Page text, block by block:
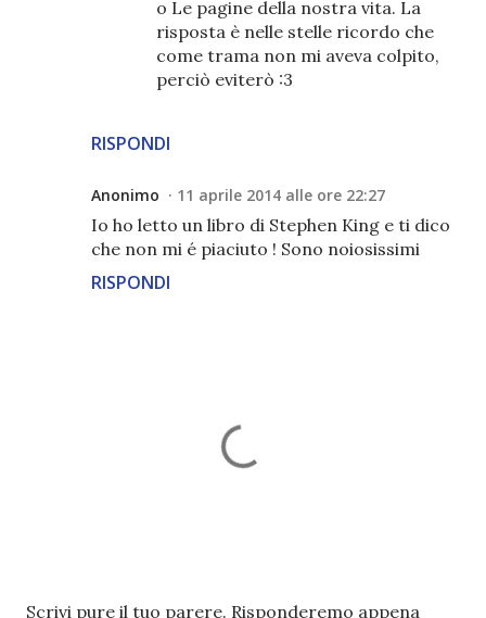
RISPONDI
o Le pagine della nostra vita. La
risposta è nelle stelle ricordo che
come trama non mi aveva colpito,
perciò eviterò :3
Anonimo 11 aprile 2014 alle ore 22:27
Io ho letto un libro di Stephen King e ti dico
che non mi é piaciuto ! Sono noiosissimi
RISPONDI
P
Scrivi pure il tuo parere. Risponderemo appena